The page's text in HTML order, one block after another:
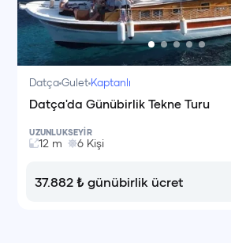
DatçaGulet Kaptanlı
Datça'da Günübirlik Tekne Turu
UZUNLUK
12 m
SEYİR
6 Kişi
37.882 ₺ günübirlik ücret